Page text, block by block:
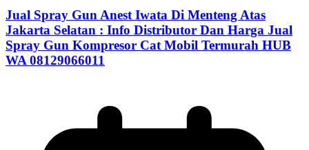
Jual Spray Gun Anest Iwata Di Menteng Atas
Jakarta Selatan : Info Distributor Dan Harga Jual
Spray Gun Kompresor Cat Mobil Termurah HUB
WA 08129066011